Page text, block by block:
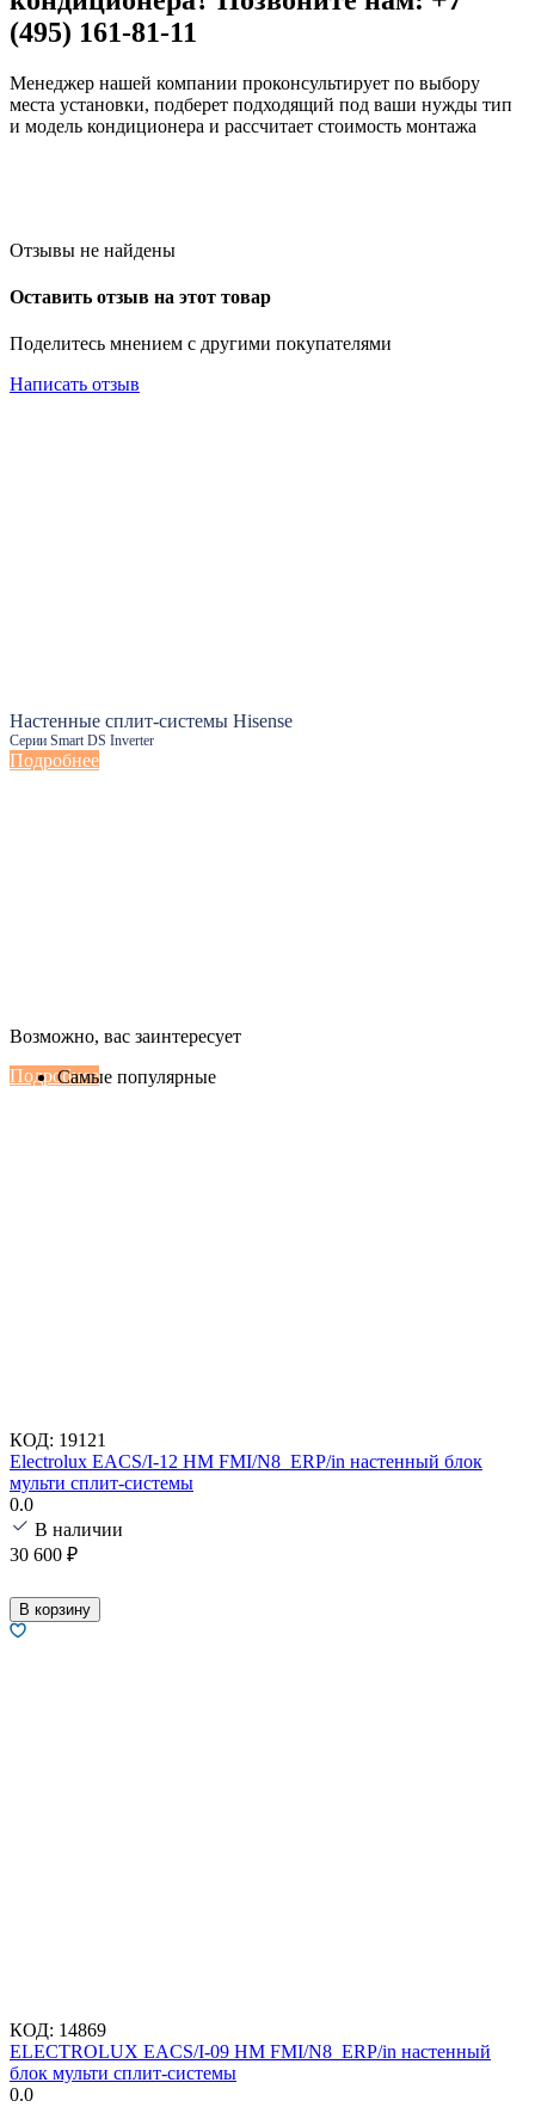
(495) 161-81-11
Менеджер нашей компании проконсультирует по выбору
места установки, подберет подходящий под ваши нужды тип
и модель кондиционера и рассчитает стоимость монтажа
Отзывы не найдены
Оставить отзыв на этот товар
Поделитесь мнением с другими покупателями
Написать отзыв
Настенные сплит-системы Hisense
Серии Smart DS Inverter
Подробнее
Настенные сплит-системы Haier
Подробнее
Возможно, вас заинтересует
Самые популярные
КОД: 19121
Electrolux EACS/I-12 HM FMI/N8_ERP/in настенный блок
мульти сплит-системы
0.0
В наличии
30 600 ₽
В корзину
КОД: 14869
ELECTROLUX EACS/I-09 HM FMI/N8_ERP/in настенный
блок мульти сплит-системы
0.0